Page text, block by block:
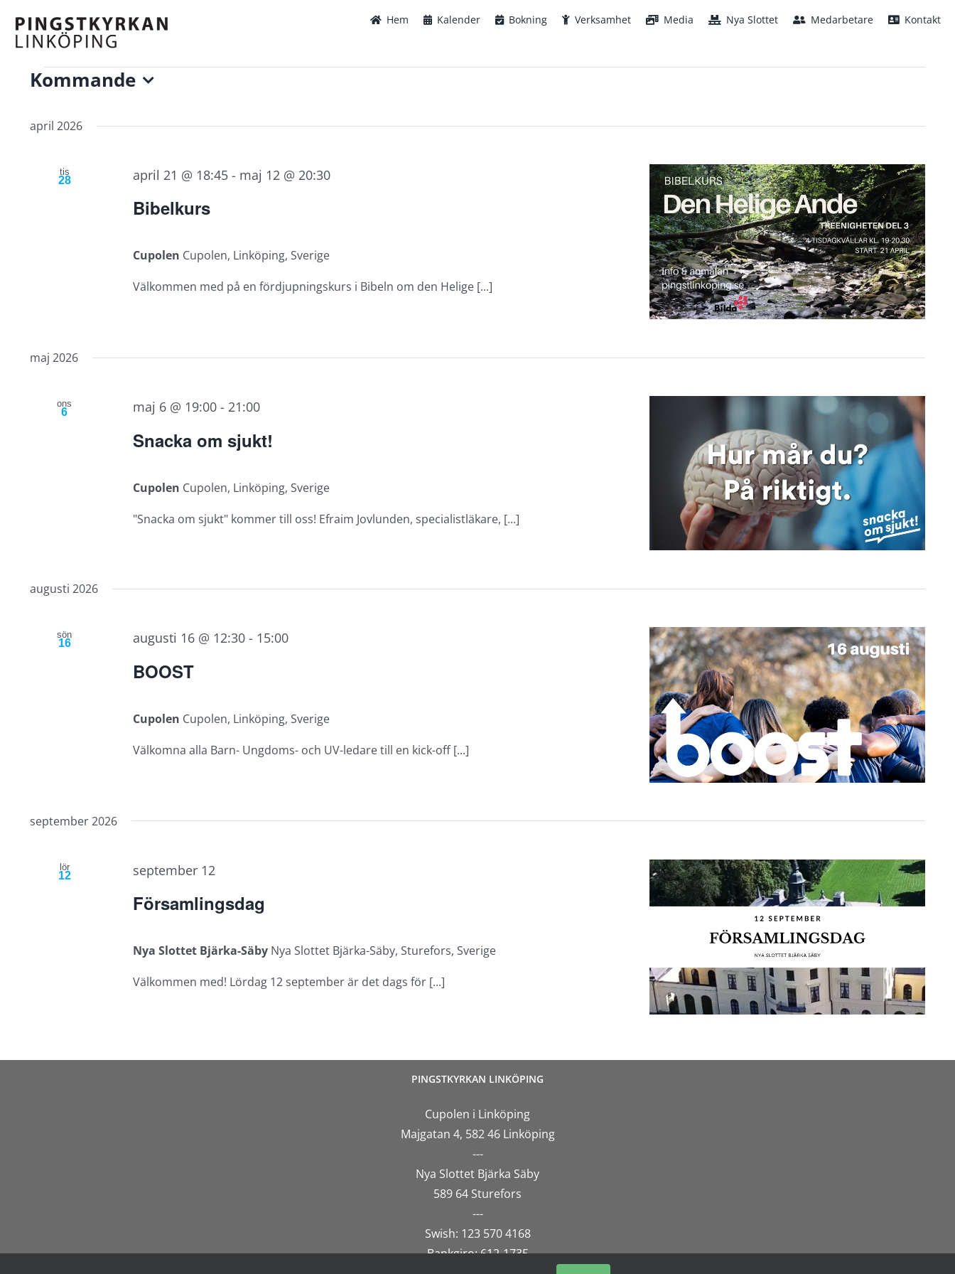
innehållet
Hem Kalender Bokning Verksamhet Media Nya Slottet Medarbetare Kontakt
Evenemang
Kommande
datum.
april 2026
tis
28
Bibelkurs
april 21 @ 18:45 - maj 12 @ 20:30
Cupolen Cupolen, Linköping, Sverige
Välkommen med på en fördjupningskurs i Bibeln om den Helige [...]
maj 2026
ons
6
Snacka om sjukt!
maj 6 @ 19:00 - 21:00
Cupolen Cupolen, Linköping, Sverige
"Snacka om sjukt" kommer till oss! Efraim Jovlunden, specialistläkare, [...]
augusti 2026
sön
16
BOOST
augusti 16 @ 12:30 - 15:00
Cupolen Cupolen, Linköping, Sverige
Välkomna alla Barn- Ungdoms- och UV-ledare till en kick-off [...]
september 2026
lör
12
Församlingsdag
september 12
Nya Slottet Bjärka-Säby Nya Slottet Bjärka-Säby, Sturefors, Sverige
Välkommen med! Lördag 12 september är det dags för [...]
PINGSTKYRKAN LINKÖPING
Cupolen i Linköping
Majgatan 4, 582 46 Linköping
---
Nya Slottet Bjärka Säby
589 64 Sturefors
---
Swish: 123 570 4168
Bankgiro: 612-1735